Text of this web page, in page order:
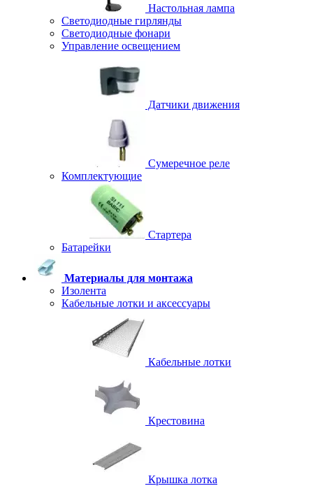
Настольная лампа
Светодиодные гирлянды
Светодиодные фонари
Управление освещением
Датчики движения
Сумеречное реле
Комплектующие
Стартера
Батарейки
Материалы для монтажа
Изолента
Кабельные лотки и аксессуары
Кабельные лотки
Крестовина
Крышка лотка